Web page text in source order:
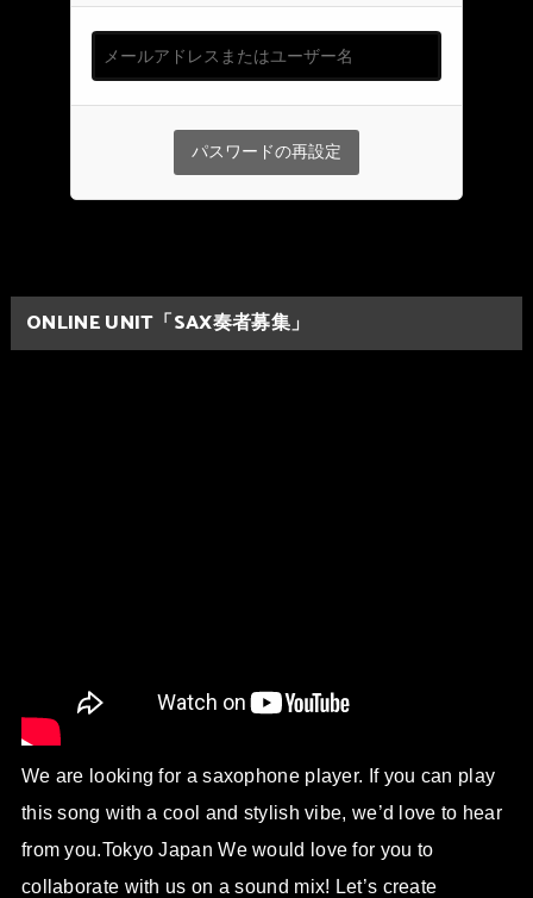
ONLINE UNIT「SAX奏者募集」
We are looking for a saxophone player. If you can play
this song with a cool and stylish vibe, we’d love to hear
from you.Tokyo Japan We would love for you to
collaborate with us on a sound mix! Let’s create